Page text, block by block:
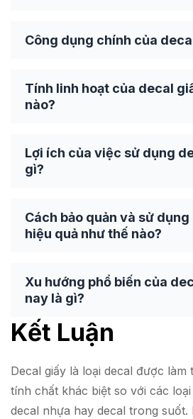
Công dụng chính của
Tính linh hoạt của decal
nào?
Lợi ích của việc sử dụng
gì?
Cách bảo quản và sử
hiệu quả như thế nào?
Xu hướng phổ biến của
nay là gì?
Kết Luận
Decal giấy là loại decal được làm
tính chất khác biệt so với các
decal nhựa hay decal trong suốt.